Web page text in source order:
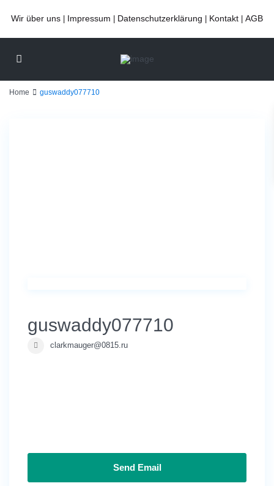
Wir über uns Impressum Datenschutzerklärung Kontakt AGB
Home guswaddy077710
guswaddy077710
clarkmauger@0815.ru
Send Email